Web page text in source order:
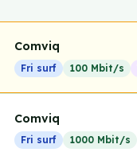
Comviq
Fri surf 100 Mbit/s
Comviq
Fri surf 1000 Mbit/s